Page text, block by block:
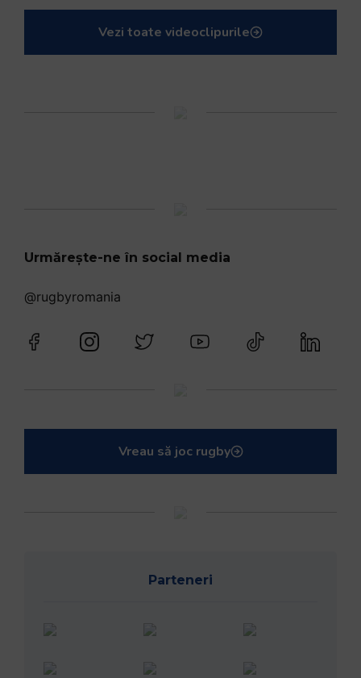
Vezi toate videoclipurile
Urmărește-ne în social media
@rugbyromania
Vreau să joc rugby
Parteneri